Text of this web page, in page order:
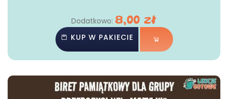
Dodatkowo:8,00zł
KUP W PAKIECIE